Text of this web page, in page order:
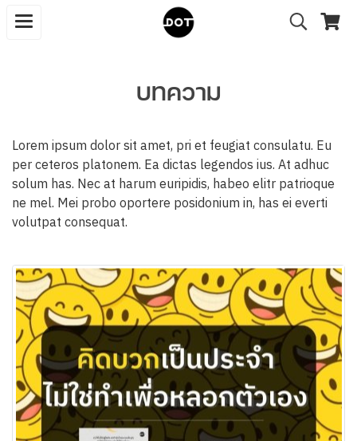
บทความ
Lorem ipsum dolor sit amet, pri et feugiat consulatu. Eu
per ceteros platonem. Ea dictas legendos ius. At adhuc
solum has. Nec at harum euripidis, habeo elitr patrioque
ne mel. Mei probo oportere posidonium in, has ei everti
volutpat consequat.